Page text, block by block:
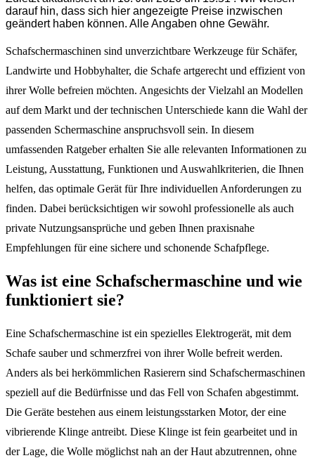
darauf hin, dass sich hier angezeigte Preise inzwischen
geändert haben können. Alle Angaben ohne Gewähr.
Schafschermaschinen sind unverzichtbare Werkzeuge für Schäfer,
Landwirte und Hobbyhalter, die Schafe artgerecht und effizient von
ihrer Wolle befreien möchten. Angesichts der Vielzahl an Modellen
auf dem Markt und der technischen Unterschiede kann die Wahl der
passenden Schermaschine anspruchsvoll sein. In diesem
umfassenden Ratgeber erhalten Sie alle relevanten Informationen zu
Leistung, Ausstattung, Funktionen und Auswahlkriterien, die Ihnen
helfen, das optimale Gerät für Ihre individuellen Anforderungen zu
finden. Dabei berücksichtigen wir sowohl professionelle als auch
private Nutzungsansprüche und geben Ihnen praxisnahe
Empfehlungen für eine sichere und schonende Schafpflege.
Was ist eine Schafschermaschine und wie
funktioniert sie?
Eine Schafschermaschine ist ein spezielles Elektrogerät, mit dem
Schafe sauber und schmerzfrei von ihrer Wolle befreit werden.
Anders als bei herkömmlichen Rasierern sind Schafschermaschinen
speziell auf die Bedürfnisse und das Fell von Schafen abgestimmt.
Die Geräte bestehen aus einem leistungsstarken Motor, der eine
vibrierende Klinge antreibt. Diese Klinge ist fein gearbeitet und in
der Lage, die Wolle möglichst nah an der Haut abzutrennen, ohne